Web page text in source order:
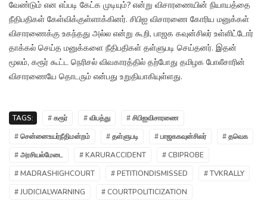
வேண்டும் என எப்படி கேட்க முடியும்? என்று விசாரணையின் நியாயத்தை
நீதிபதிகள் கேள்விக்குள்ளாக்கினர். சிபிஐ விசாரணை கோரிய மனுக்கள்
விசாரணைக்கு உகந்தது அல்ல என்று கூறி, பாஜக கவுன்சிலர் உள்ளிட்டோர்
தாக்கல் செய்த மனுக்களை நீதிபதிகள் தள்ளுபடி செய்தனர். இதன்
மூலம், கரூர் கூட்ட நெரிசல் விவகாரத்தில் தற்போது தமிழக போலீசாரின்
விசாரணையே தொடரும் என்பது உறுதியாகியுள்ளது.
TAGS: # கரூர் # விபத்து
# சிபிஐவிசாரணை
# சென்னைஉயர்நீதிமன்றம்
# தள்ளுபடி # பாஜககவுன்சிலர்
# தவெக
# அரசியல்மேடை
# KARURACCIDENT
# CBIPROBE
# MADRASHIGHCOURT
# PETITIONDISMISSED
# TVKRALLY
# JUDICIALWARNING
# COURTPOLITICIZATION